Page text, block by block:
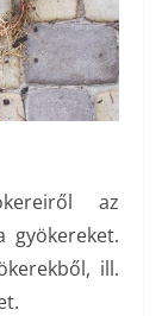
az
gyökereket.
ill.